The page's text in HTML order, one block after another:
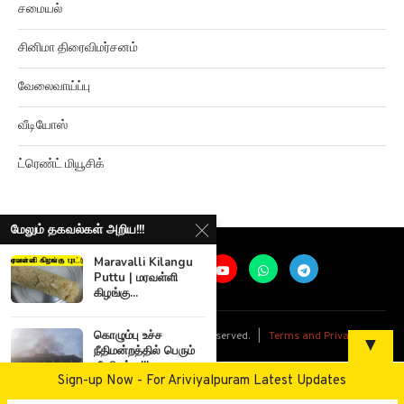
சினிமா திரைவிமர்சனம்
வேலைவாய்ப்பு
வீடியோஸ்
ட்ரெண்ட் மியூசிக்
மேலும் தகவல்கள் அறிய!!!
Maravalli Kilangu
Puttu | மரவள்ளி
கிழங்கு...
கொழும்பு உச்ச
நீதிமன்றத்தில் பெரும்
தீ விபத்து!!!
▼
Sign-up Now - For Ariviyalpuram Latest Updates